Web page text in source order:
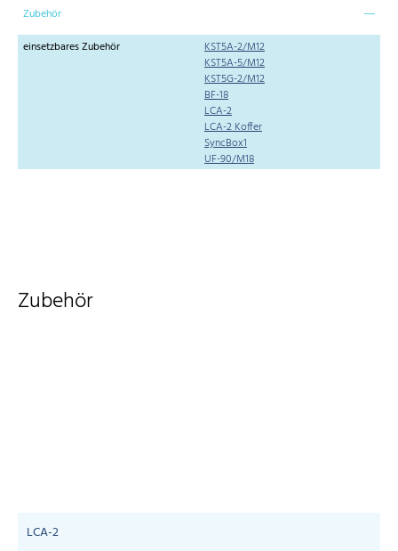
Zubehör
einsetzbares Zubehör
KST5A-2/M12
KST5A-5/M12
KST5G-2/M12
BF-18
LCA-2
LCA-2 Koffer
SyncBox1
UF-90/M18
Zubehör
LCA-2